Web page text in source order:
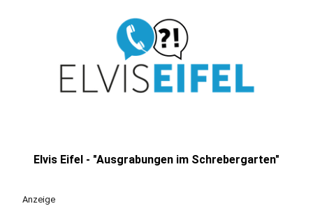
Elvis Eifel - "Ausgrabungen im Schrebergarten"
Anzeige